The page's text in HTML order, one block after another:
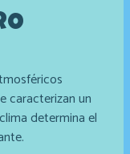
caracterizan un
determina el